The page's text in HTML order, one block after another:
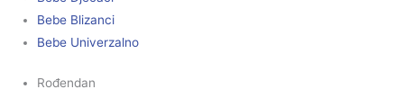
Bebe Blizanci
Bebe Univerzalno
Rođendan